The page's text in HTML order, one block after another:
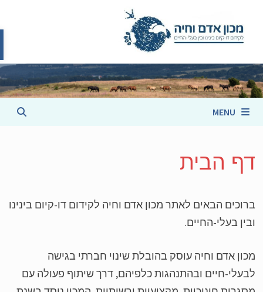
MENU
הבית
הבאים לאתר מכון אדם וחיה לקידום דו-קיום בינינו
בעלי-החיים.
אדם וחיה עוסק בהובלת שינוי חברתי בגישה
חיים ובהתנהגות כלפיהם, דרך שיתוף פעולה עם